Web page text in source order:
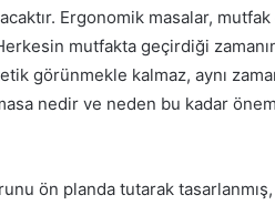
Ergonomik masalar,
mutfakta geçirdiği
görünmekle kalmaz, aynı
nedir ve neden bu kadar
ön planda tutarak